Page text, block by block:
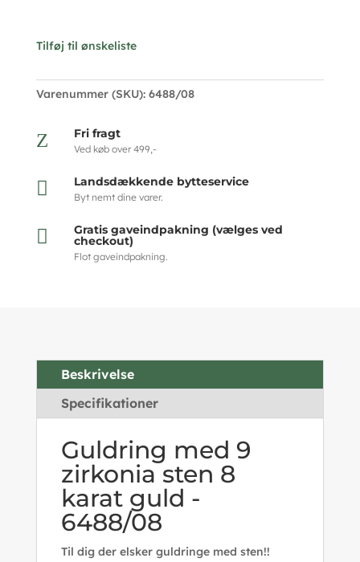
Tilføj til ønskeliste
Varenummer (SKU): 6488/08
Z Fri fragt
Ved køb over 499,-
 Landsdækkende bytteservice
Byt nemt dine varer.
 Gratis gaveindpakning (vælges ved
checkout)
Flot gaveindpakning.
Beskrivelse
Specifikationer
Guldring med 9
zirkonia sten 8
karat guld -
6488/08
Til dig der elsker guldringe med sten!!